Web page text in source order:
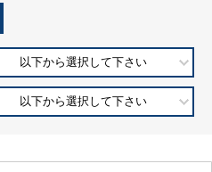
以下から選択して下さい
以下から選択して下さい